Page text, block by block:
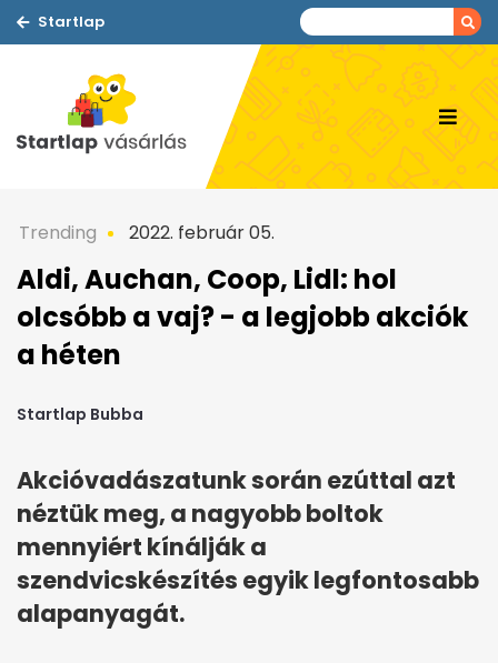
Startlap
Trending 2022. február 05.
Aldi, Auchan, Coop, Lidl: hol
olcsóbb a vaj? - a legjobb akciók
a héten
Startlap Bubba
Akcióvadászatunk során ezúttal azt
néztük meg, a nagyobb boltok
mennyiért kínálják a
szendvicskészítés egyik legfontosabb
alapanyagát.